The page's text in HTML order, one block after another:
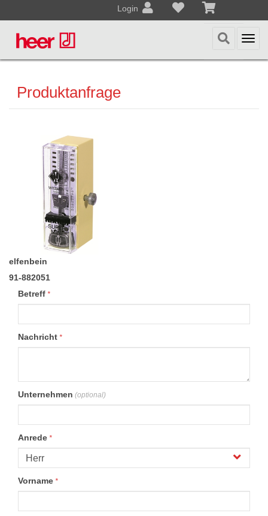
Login
Produktanfrage
elfenbein
91-882051
Betreff *
Nachricht *
Unternehmen (optional)
Anrede *
Vorname *